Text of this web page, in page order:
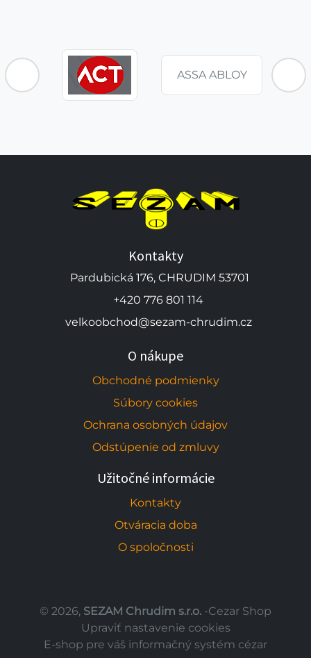
ASSA ABLOY
Kontakty
Pardubická 176, CHRUDIM 53701
+420 776 801 114
velkoobchod@sezam-chrudim.cz
O nákupe
Obchodné podmienky
Súbory cookies
Ochrana osobných údajov
Odstúpenie od zmluvy
Užitočné informácie
Kontakty
Otváracia doba
O spoločnosti
© 2026, SEZAM Chrudim s.r.o. -Cezar Shop
Upraviť nastavenie cookies
E-shop pre váš informačný systém cézar